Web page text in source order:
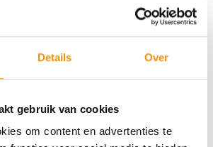
Details Over
gebruik van cookies
om content en advertenties te
met ons fonds. In het eerste jaar
inleg van € 25 miljoen van particuliere
looptijd van 20 jaar kan het fonds
€ 500 miljoen.
dezelfde risico’s rond beleggen als
Kooten: “Bij iedere investering kun je je